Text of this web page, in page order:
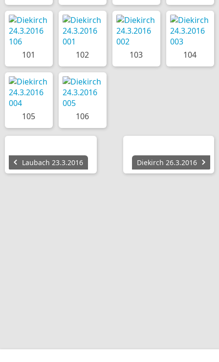
101 102 103 104
105 106
Laubach 23.3.2016 Diekirch 26.3.2016